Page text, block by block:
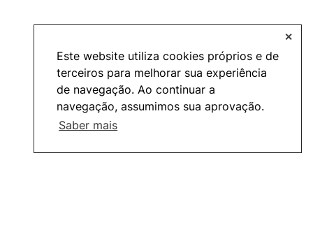
Este website utiliza cookies próprios e de
terceiros para melhorar sua experiência
de navegação. Ao continuar a
navegação, assumimos sua aprovação.
Saber mais
✕